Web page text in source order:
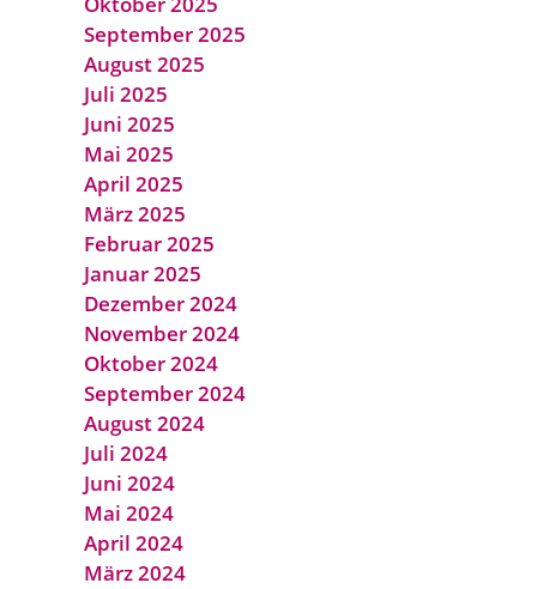
September 2025
August 2025
Juli 2025
Juni 2025
Mai 2025
April 2025
März 2025
Februar 2025
Januar 2025
Dezember 2024
November 2024
Oktober 2024
September 2024
August 2024
Juli 2024
Juni 2024
Mai 2024
April 2024
März 2024